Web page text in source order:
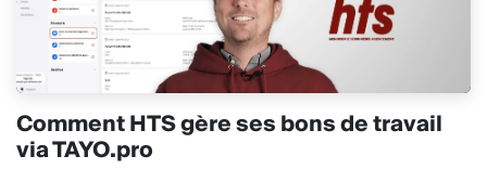
Comment HTS gère ses bons de travail
via TAYO.pro